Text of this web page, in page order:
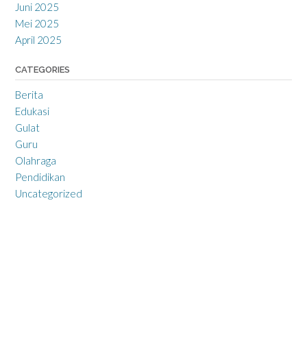
Juni 2025
Mei 2025
April 2025
CATEGORIES
Berita
Edukasi
Gulat
Guru
Olahraga
Pendidikan
Uncategorized